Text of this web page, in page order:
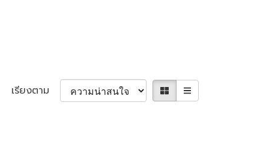
เรียงตาม